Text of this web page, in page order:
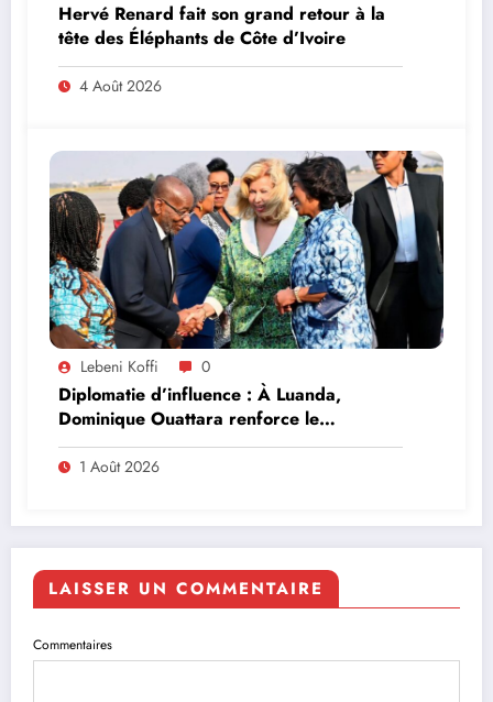
Hervé Renard fait son grand retour à la
tête des Éléphants de Côte d’Ivoire
4 Août 2026
Lebeni Koffi 0
Diplomatie d’influence : À Luanda,
Dominique Ouattara renforce le
leadership solidaire de la Côte d’Ivoire en
Afrique
1 Août 2026
LAISSER UN COMMENTAIRE
Commentaires